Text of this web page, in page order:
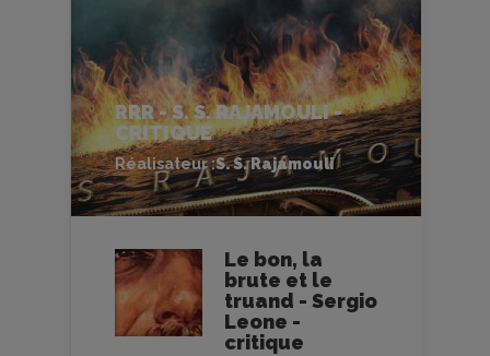
RRR - S. S. RAJAMOULI -
CRITIQUE
Réalisateur :S. S. Rajamouli
Le bon, la
brute et le
truand - Sergio
Leone -
critique